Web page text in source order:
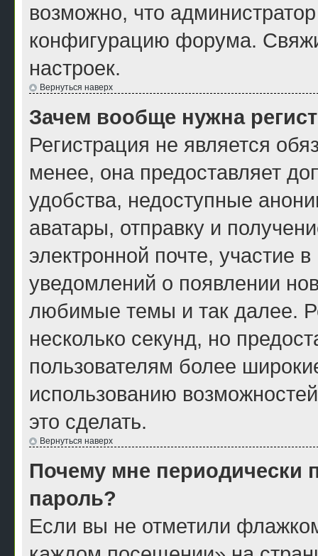
возможно, что
конфигурацию форума.
настроек.
Вернуться наверх
Зачем вообще нужна
Регистрация не является
менее, она предоставляет
удобства, недоступные
аватары, отправку и
электронной почте, участие
уведомлений о появлении
любимые темы и так далее.
несколько секунд, но
пользователям более
использованию
это сделать.
Вернуться наверх
Почему мне периодически
пароль?
Если вы не отметили